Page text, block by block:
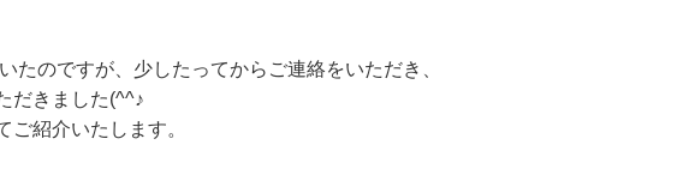
たのですが、少したってからご連絡をいただき、
だきました(^^♪
紹介いたします。